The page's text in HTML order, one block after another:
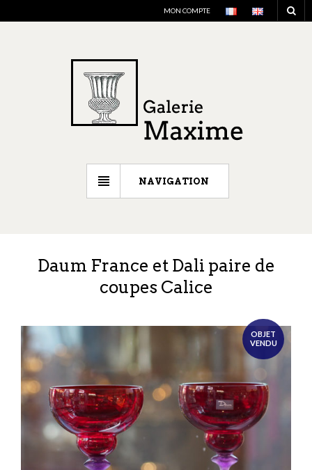
MON COMPTE
NAVIGATION
Daum France et Dali paire de
coupes Calice
OBJET
VENDU